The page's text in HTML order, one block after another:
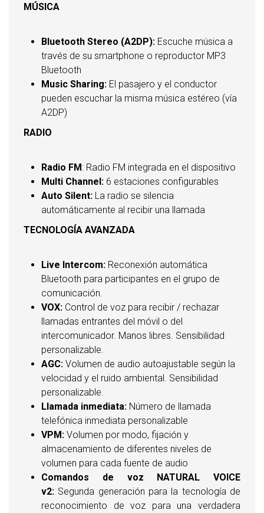
MÚSICA
Bluetooth Stereo (A2DP): Escuche música a
través de su smartphone o reproductor MP3
Bluetooth
Music Sharing: El pasajero y el conductor
pueden escuchar la misma música estéreo (vía
A2DP)
RADIO
Radio FM: Radio FM integrada en el dispositivo
Multi Channel: 6 estaciones configurables
Auto Silent: La radio se silencia
automáticamente al recibir una llamada
TECNOLOGÍA AVANZADA
Live Intercom: Reconexión automática
Bluetooth para participantes en el grupo de
comunicación.
VOX: Control de voz para recibir / rechazar
llamadas entrantes del móvil o del
intercomunicador. Manos libres. Sensibilidad
personalizable.
AGC: Volumen de audio autoajustable según la
velocidad y el ruido ambiental. Sensibilidad
personalizable.
Llamada inmediata: Número de llamada
telefónica inmediata personalizable
VPM: Volumen por modo, fijación y
almacenamiento de diferentes niveles de
volumen para cada fuente de audio
Comandos de voz NATURAL VOICE
v2: Segunda generación para la tecnología de
reconocimiento de voz para una verdadera